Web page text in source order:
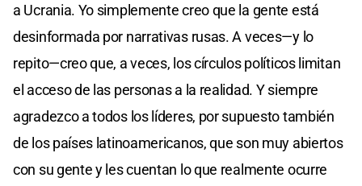
a Ucrania. Yo simplemente creo que la gente está
desinformada por narrativas rusas. A veces—y lo
repito—creo que, a veces, los círculos políticos limitan
el acceso de las personas a la realidad. Y siempre
agradezco a todos los líderes, por supuesto también
de los países latinoamericanos, que son muy abiertos
con su gente y les cuentan lo que realmente ocurre